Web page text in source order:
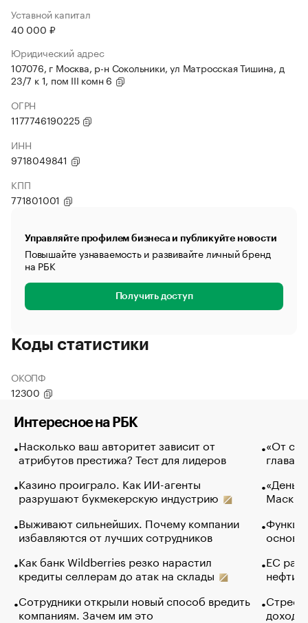
Уставной капитал
40 000 ₽
Юридический адрес
107076, г Москва, р-н Сокольники, ул Матросская Тишина, д
23/7 к 1, пом III комн 6
ОГРН
1177746190225
ИНН
9718049841
КПП
771801001
Управляйте профилем бизнеса и публикуйте новости
Повышайте узнаваемость и развивайте личный бренд
на РБК
Получить доступ
Коды статистики
ОКОПФ
12300
Интересное на РБК
Насколько ваш авторитет зависит от
атрибутов престижа? Тест для лидеров
Казино проиграло. Как ИИ-агенты
разрушают букмекерскую индустрию
Выживают сильнейших. Почему компании
избавляются от лучших сотрудников
Как банк Wildberries резко нарастил
кредиты селлерам до атак на склады
Сотрудники открыли новый способ вредить
компаниям. Зачем им это
«От
глава
Маск в
основ
ЕС
нефти